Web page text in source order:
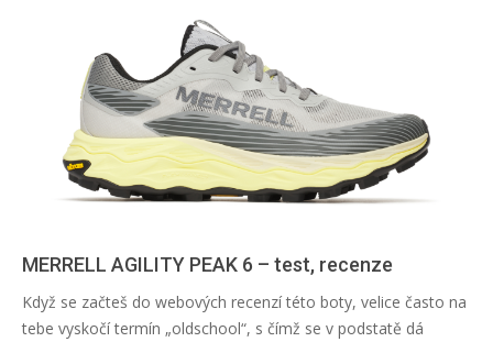
MERRELL AGILITY PEAK 6 – test, recenze
06-
Když se začteš do webových recenzí této boty, velice často na
tebe vyskočí termín „oldschool“, s čímž se v podstatě dá